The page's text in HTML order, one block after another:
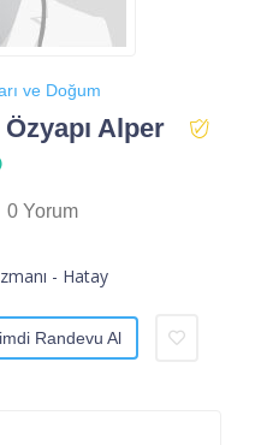
ve Doğum
Alper
0 Yorum
- Hatay
Randevu Al